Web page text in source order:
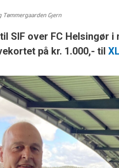
Tømmergaarden Gjern
SIF over FC Helsingør
på kr. 1.000,- til